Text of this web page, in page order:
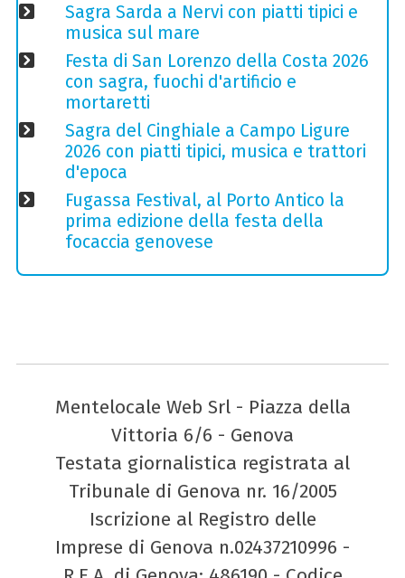
Sagra Sarda a Nervi con piatti tipici e
musica sul mare
Festa di San Lorenzo della Costa 2026
con sagra, fuochi d'artificio e
mortaretti
Sagra del Cinghiale a Campo Ligure
2026 con piatti tipici, musica e trattori
d'epoca
Fugassa Festival, al Porto Antico la
prima edizione della festa della
focaccia genovese
Mentelocale Web Srl - Piazza della
Vittoria 6/6 - Genova
Testata giornalistica registrata al
Tribunale di Genova nr. 16/2005
Iscrizione al Registro delle
Imprese di Genova n.02437210996 -